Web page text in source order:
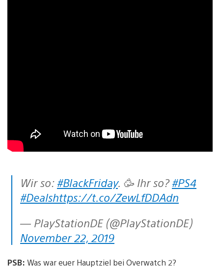
Wir so: #BlackFriday. 🥳 Ihr so?#PS4
#Dealshttps://t.co/ZewLfDDAdn
— PlayStationDE (@PlayStationDE)
November 22, 2019
PSB: Was war euer Hauptziel bei Overwatch 2?